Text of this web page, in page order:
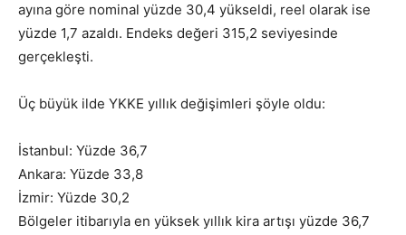
ayına göre nominal yüzde 30,4 yükseldi, reel olarak ise
yüzde 1,7 azaldı. Endeks değeri 315,2 seviyesinde
gerçekleşti.
Üç büyük ilde YKKE yıllık değişimleri şöyle oldu:
İstanbul: Yüzde 36,7
Ankara: Yüzde 33,8
İzmir: Yüzde 30,2
Bölgeler itibarıyla en yüksek yıllık kira artışı yüzde 36,7